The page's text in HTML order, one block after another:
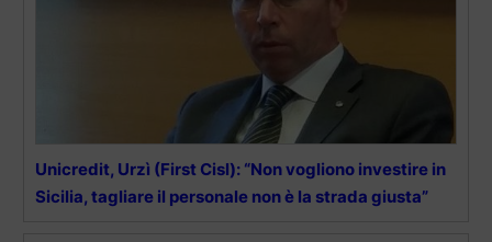
Unicredit, Urzì (First Cisl): “Non vogliono investire in
Sicilia, tagliare il personale non è la strada giusta”